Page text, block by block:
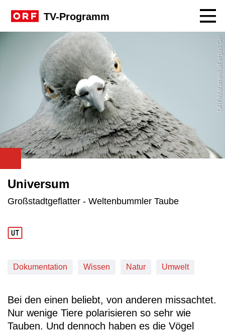
TV-Programm
ORF/Maramedia/Fergus Gill
Universum
Großstadtgeflatter - Weltenbummler Taube
Dokumentation Wissen Natur Umwelt
Bei den einen beliebt, von anderen missachtet.
Nur wenige Tiere polarisieren so sehr wie
Tauben. Und dennoch haben es die Vögel